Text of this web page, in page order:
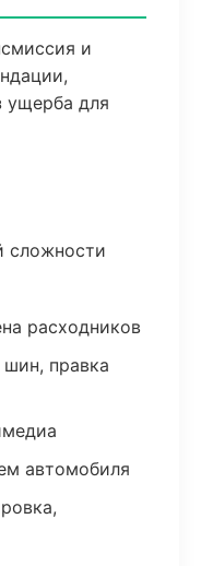
и
для
сложности
расходников
правка
автомобиля